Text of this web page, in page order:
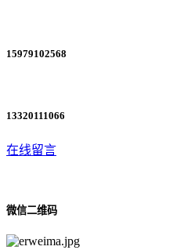
15979102568
13320111066
在线留言
微信二维码